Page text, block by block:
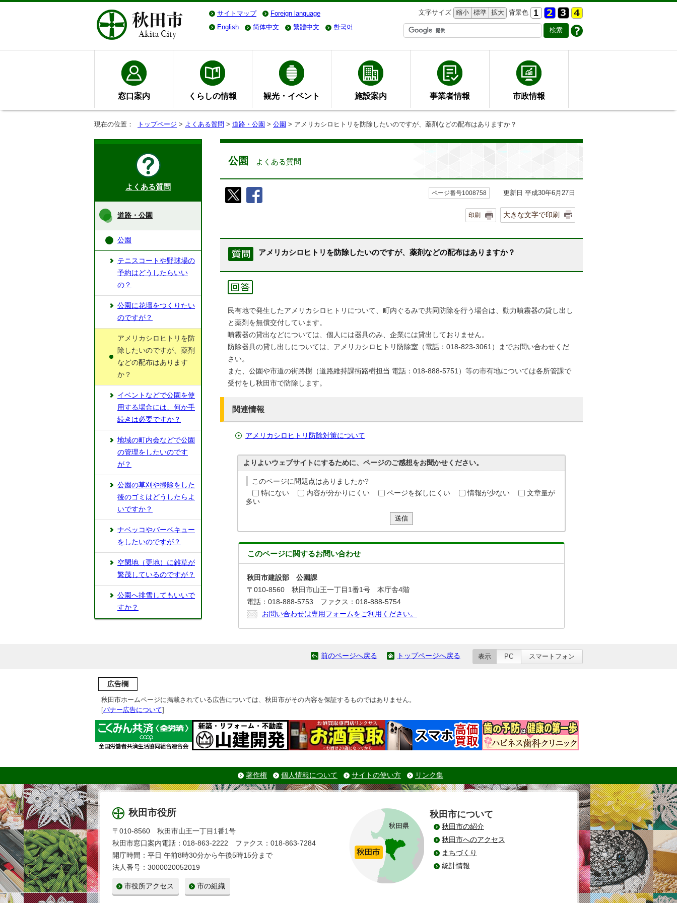
サイトマップ Foreign language 文字サイズ 縮小 標準 拡大 背景色
English
简体中文 繁體中文 한국어
窓口案内 くらしの情報 観光・イベント 施設案内 事業者情報 市政情報
現在の位置： トップページ > よくある質問 > 道路・公園 > 公園 > アメリカシロヒトリを防除したいのですが、薬剤などの配布はありますか？
公園 よくある質問
ページ番号1008758 更新日 平成30年6月27日
印刷 大きな文字で印刷
アメリカシロヒトリを防除したいのですが、薬剤などの配布はありますか？
民有地で発生したアメリカシロヒトリについて、町内ぐるみで共同防除を行う場合は、動力噴霧器の貸し出し
と薬剤を無償交付しています。
噴霧器の貸出などについては、個人には器具のみ、企業には貸出しておりません。
防除器具の貸し出しについては、アメリカシロヒトリ防除室（電話：018-823-3061）までお問い合わせくだ
さい。
また、公園や市道の街路樹（道路維持課街路樹担当 電話：018-888-5751）等の市有地については各所管課で
受付をし秋田市で防除します。
関連情報
アメリカシロヒトリ防除対策について
よりよいウェブサイトにするために、ページのご感想をお聞かせください。
このページに問題点はありましたか?
特にない
内容が分かりにくい ページを探しにくい 情報が少ない
文章量が
多い
送信
このページに関するお問い合わせ
秋田市建設部 公園課
〒010-8560 秋田市山王一丁目1番1号 本庁舎4階
電話：018-888-5753 ファクス：018-888-5754
お問い合わせは専用フォームをご利用ください。
よくある質問
道路・公園
公園
テニスコートや野球場の
予約はどうしたらいい
の？
公園に花壇をつくりたい
のですが？
アメリカシロヒトリを防
除したいのですが、薬剤
などの配布はあります
か？
イベントなどで公園を使
用する場合には、何か手
続きは必要ですか？
地域の町内会などで公園
の管理をしたいのです
が？
公園の草刈や掃除をした
後のゴミはどうしたらよ
いですか？
ナベッコやバーベキュー
をしたいのですが？
空閑地（更地）に雑草が
繁茂しているのですが？
公園へ排雪してもいいで
すか？
前のページへ戻る トップページへ戻る 表示 PC スマートフォン
広告欄
秋田市ホームページに掲載されている広告については、秋田市がその内容を保証するものではありません。
[バナー広告について]
著作権 個人情報について サイトの使い方 リンク集
秋田市役所
〒010-8560 秋田市山王一丁目1番1号
秋田市窓口案内電話：018-863-2222 ファクス：018-863-7284
開庁時間：平日 午前8時30分から午後5時15分まで
法人番号：3000020052019
市役所アクセス 市の組織
秋田市について
秋田市の紹介
秋田市へのアクセス
まちづくり
統計情報